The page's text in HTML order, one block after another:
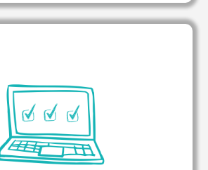
Hiérarchisation des écarts
(juridique, financier, opérationnel).
Évaluation de l'exposition
de